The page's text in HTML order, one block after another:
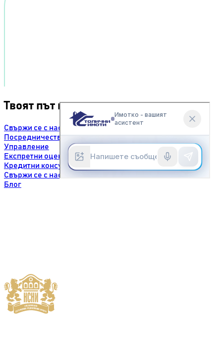
Твоят път към успеха.
Свържи се с нас
Посредничество
Управление
Експретни оценки
Кредитни консултации
Свържи се с нас
Блог